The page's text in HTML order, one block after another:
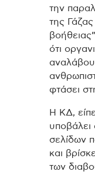
την
της
ότι
φτάσει
Η ΚΔ,
υποβάλει
σελίδων
και
των